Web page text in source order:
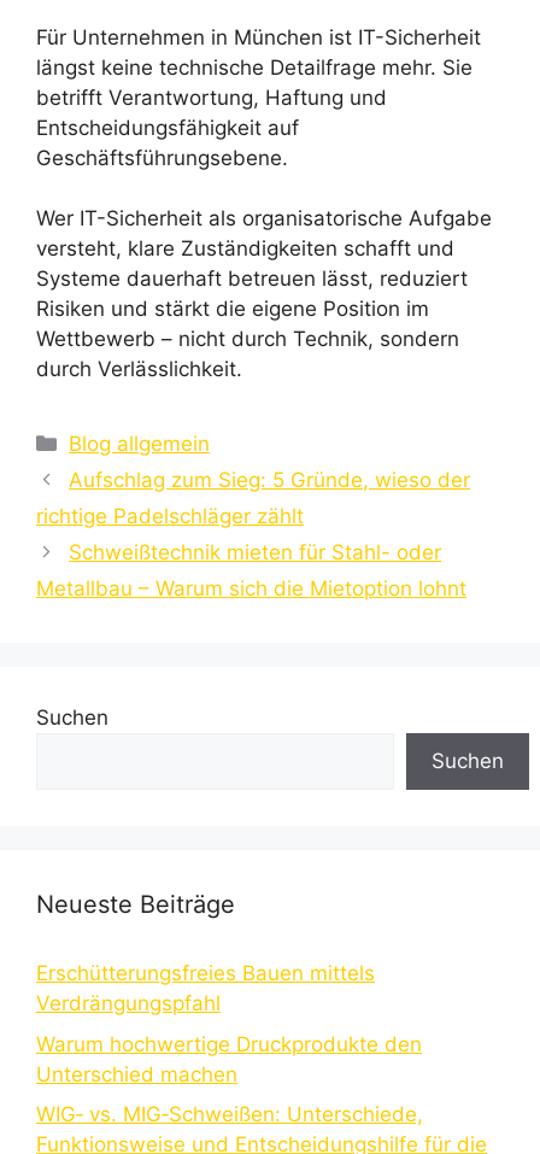
Für Unternehmen in München ist IT-Sicherheit
längst keine technische Detailfrage mehr. Sie
betrifft Verantwortung, Haftung und
Entscheidungsfähigkeit auf
Geschäftsführungsebene.
Wer IT-Sicherheit als organisatorische Aufgabe
versteht, klare Zuständigkeiten schafft und
Systeme dauerhaft betreuen lässt, reduziert
Risiken und stärkt die eigene Position im
Wettbewerb – nicht durch Technik, sondern
durch Verlässlichkeit.
Kategorien
Blog allgemein
Aufschlag zum Sieg: 5 Gründe, wieso der
richtige Padelschläger zählt
Schweißtechnik mieten für Stahl- oder
Metallbau – Warum sich die Mietoption lohnt
Suchen
Suchen
Neueste Beiträge
Erschütterungsfreies Bauen mittels
Verdrängungspfahl
Warum hochwertige Druckprodukte den
Unterschied machen
WIG‑ vs. MIG‑Schweißen: Unterschiede,
Funktionsweise und Entscheidungshilfe für die